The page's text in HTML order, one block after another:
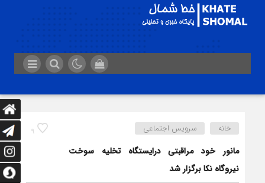
9 خانه سرویس اجتماعی
مانور خود مراقبتی درایستگاه تخلیه سوخت
نیروگاه نکا برگزار شد